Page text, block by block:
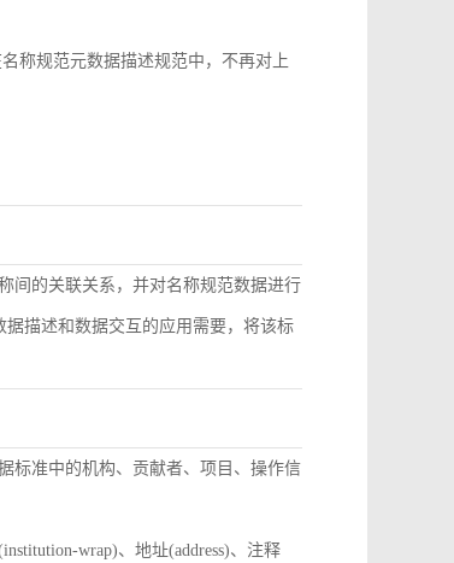
称规范元数据描述规范中，不再对上
间的关联关系，并对名称规范数据进行
描述和数据交互的应用需要，将该标
标准中的机构、贡献者、项目、操作信
wrap)、地址(address)、注释